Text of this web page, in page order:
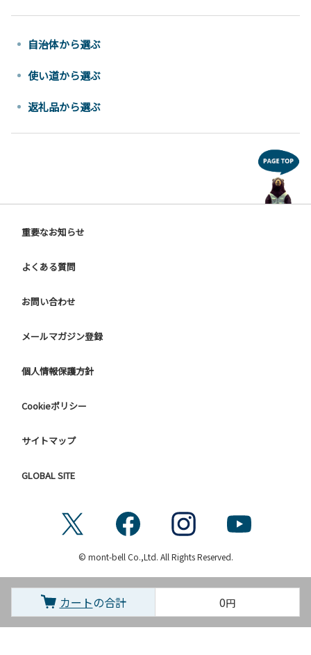
自治体から選ぶ
使い道から選ぶ
返礼品から選ぶ
重要なお知らせ
よくある質問
お問い合わせ
メールマガジン登録
個人情報保護方針
Cookieポリシー
サイトマップ
GLOBAL SITE
© mont-bell Co.,Ltd. All Rights Reserved.
カートの合計 0円